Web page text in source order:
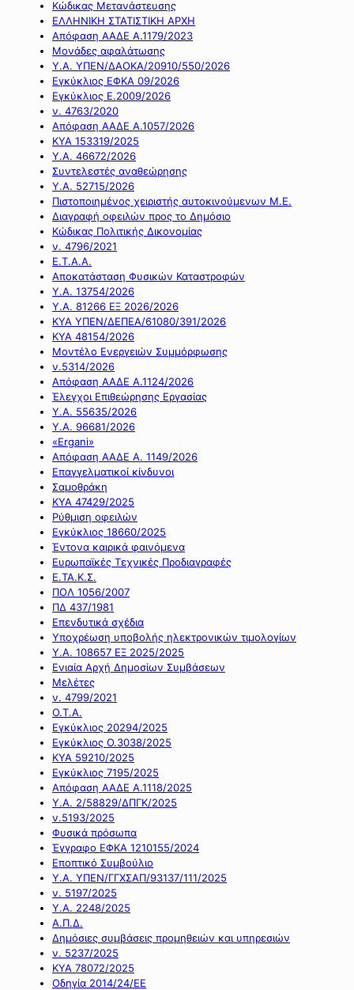
Κώδικας Μετανάστευσης
ΕΛΛΗΝΙΚΗ ΣΤΑΤΙΣΤΙΚΗ ΑΡΧΗ
Απόφαση ΑΑΔΕ Α.1179/2023
Μονάδες αφαλάτωσης
Υ.Α. ΥΠΕΝ/ΔΑΟΚΑ/20910/550/2026
Εγκύκλιος ΕΦΚΑ 09/2026
Εγκύκλιος Ε.2009/2026
ν. 4763/2020
Απόφαση ΑΑΔΕ Α.1057/2026
ΚΥΑ 153319/2025
Υ.Α. 46672/2026
Συντελεστές αναθεώρησης
Υ.Α. 52715/2026
Πιστοποιημένος χειριστής αυτοκινούμενων Μ.Ε.
Διαγραφή οφειλών προς το Δημόσιο
Κώδικας Πολιτικής Δικονομίας
ν. 4796/2021
Ε.Τ.Α.Α.
Αποκατάσταση Φυσικών Καταστροφών
Υ.Α. 13754/2026
Υ.Α. 81266 ΕΞ 2026/2026
ΚΥΑ ΥΠΕΝ/ΔΕΠΕΑ/61080/391/2026
ΚΥΑ 48154/2026
Μοντέλο Ενεργειών Συμμόρφωσης
ν.5314/2026
Απόφαση ΑΑΔΕ Α.1124/2026
Έλεγχοι Επιθεώρησης Εργασίας
Υ.Α. 55635/2026
Υ.Α. 96681/2026
«Ergani»
Απόφαση ΑΑΔΕ Α. 1149/2026
Επαγγελματικοί κίνδυνοι
Σαμοθράκη
ΚΥΑ 47429/2025
Ρύθμιση οφειλών
Εγκύκλιος 18660/2025
Έντονα καιρικά φαινόμενα
Ευρωπαϊκές Τεχνικές Προδιαγραφές
Ε.ΤΑ.Κ.Σ.
ΠΟΛ 1056/2007
ΠΔ 437/1981
Επενδυτικά σχέδια
Υποχρέωση υποβολής ηλεκτρονικών τιμολογίων
Υ.Α. 108657 ΕΞ 2025/2025
Ενιαία Αρχή Δημοσίων Συμβάσεων
Μελέτες
ν. 4799/2021
Ο.Τ.Α.
Εγκύκλιος 20294/2025
Εγκύκλιος Ο.3038/2025
ΚΥΑ 59210/2025
Εγκύκλιος 7195/2025
Απόφαση ΑΑΔΕ Α.1118/2025
Υ.Α. 2/58829/ΔΠΓΚ/2025
ν.5193/2025
Φυσικά πρόσωπα
Έγγραφο ΕΦΚΑ 1210155/2024
Εποπτικό Συμβούλιο
Υ.Α. ΥΠΕΝ/ΓΓΧΣΑΠ/93137/111/2025
ν. 5197/2025
Υ.Α. 2248/2025
Α.Π.Δ.
Δημόσιες συμβάσεις προμηθειών και υπηρεσιών
ν. 5237/2025
ΚΥΑ 78072/2025
Οδηγία 2014/24/ΕΕ